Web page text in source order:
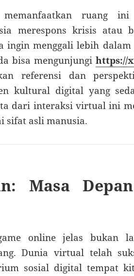
ruang
merespons krisis atau
ingin menggali lebih dalam
bisa mengunjungi https://
referensi dan
kultural digital yang
dari interaksi virtual ini
sifat asli manusia.
Masa
online jelas bukan
Dunia virtual telah
sosial digital tempat